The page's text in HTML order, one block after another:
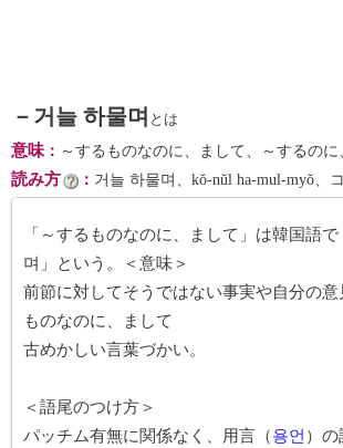
－거늘 하물며 とは
意味： ～するものなのに、まして、～するのに
読み方 ： 거늘 하물며、kŏ-nŭl ha-mul-myŏ、
「～するものなのに、まして」は韓国語
며」という。＜意味＞
前節に対してそうではない事実や自分の意
ものなのに、まして
古めかしい言葉づかい。
＜語尾のつけ方＞
パッチム有無に関係なく、用言（용언 ）の